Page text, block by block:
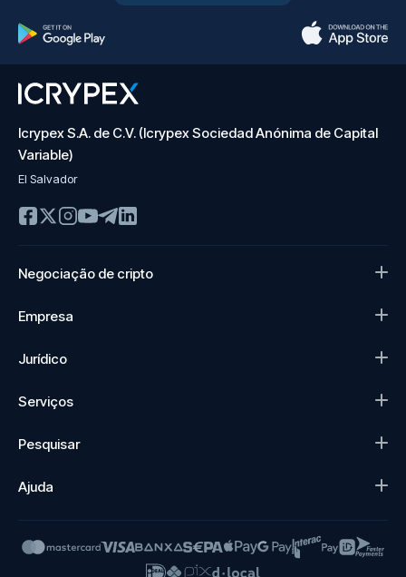
Icrypex S.A. de C.V. (Icrypex Sociedad Anónima de Capital
Variable)
El Salvador
Negociação de cripto
Empresa
Jurídico
Serviços
Pesquisar
Ajuda